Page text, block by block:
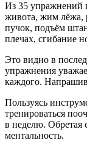
Из 35 упражнений
живота, жим лёжа,
пучок, подъём
плечах, сгибание
Это видно в
упражнения
каждого.
Пользуясь
тренироваться
в неделю. Обретая
ментальность.